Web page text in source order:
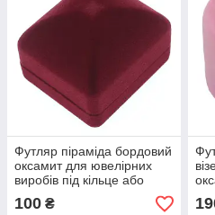
Футляр піраміда бордовий
оксамит для ювелірних
виробів під кільце або
прикраси розмір 5Х5Х4 см
люкс
100 ₴